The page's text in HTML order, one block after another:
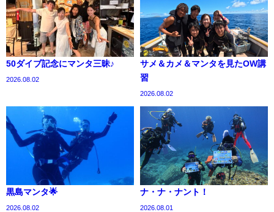
50ダイブ記念にマンタ三昧♪
2026.08.02
サメ＆カメ＆マンタを見たOW講
習
2026.08.02
黒島マンタ🌟
2026.08.02
ナ・ナ・ナント！
2026.08.01